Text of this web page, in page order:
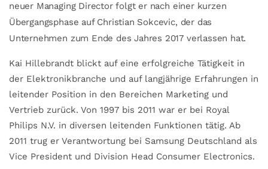
neuer Managing Director folgt er nach einer kurzen
Übergangsphase auf Christian Sokcevic, der das
Unternehmen zum Ende des Jahres 2017 verlassen hat.
Kai Hillebrandt blickt auf eine erfolgreiche Tätigkeit in
der Elektronikbranche und auf langjährige Erfahrungen in
leitender Position in den Bereichen Marketing und
Vertrieb zurück. Von 1997 bis 2011 war er bei Royal
Philips N.V. in diversen leitenden Funktionen tätig. Ab
2011 trug er Verantwortung bei Samsung Deutschland als
Vice President und Division Head Consumer Electronics.